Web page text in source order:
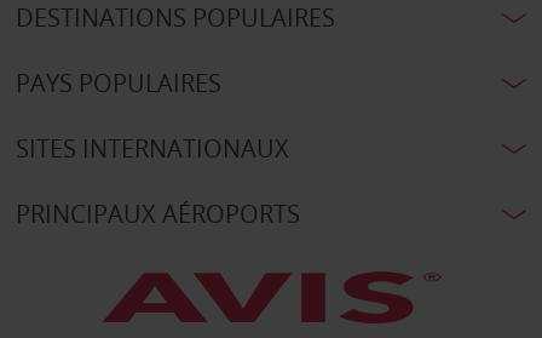
DESTINATIONS POPULAIRES
PAYS POPULAIRES
SITES INTERNATIONAUX
PRINCIPAUX AÉROPORTS